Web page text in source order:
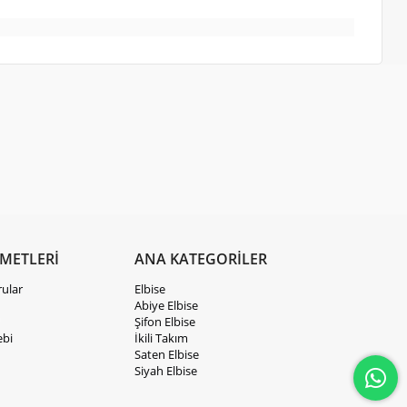
ANA KATEGORİLER
Elbise
Abiye Elbise
Şifon Elbise
İkili Takım
Saten Elbise
Siyah Elbise